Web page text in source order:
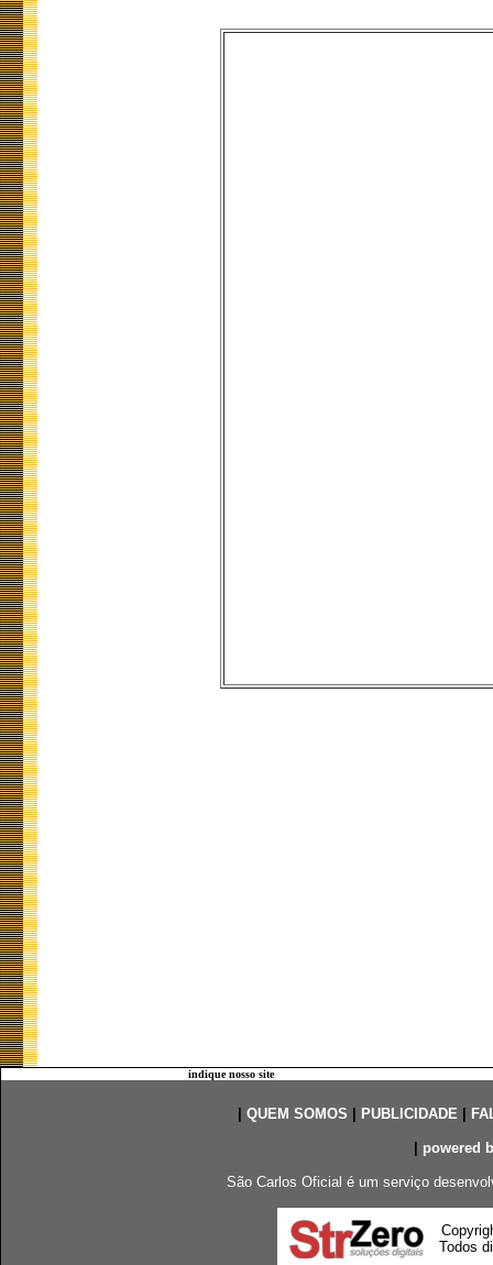
indique nosso site
QUEM SOMOS PUBLICIDADE|
powered
São Carlos Oficial é um serviço
Todos